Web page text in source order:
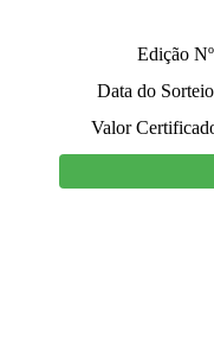
Edição
Data do
Valor